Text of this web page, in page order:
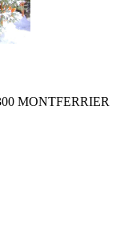
MONTFERRIER